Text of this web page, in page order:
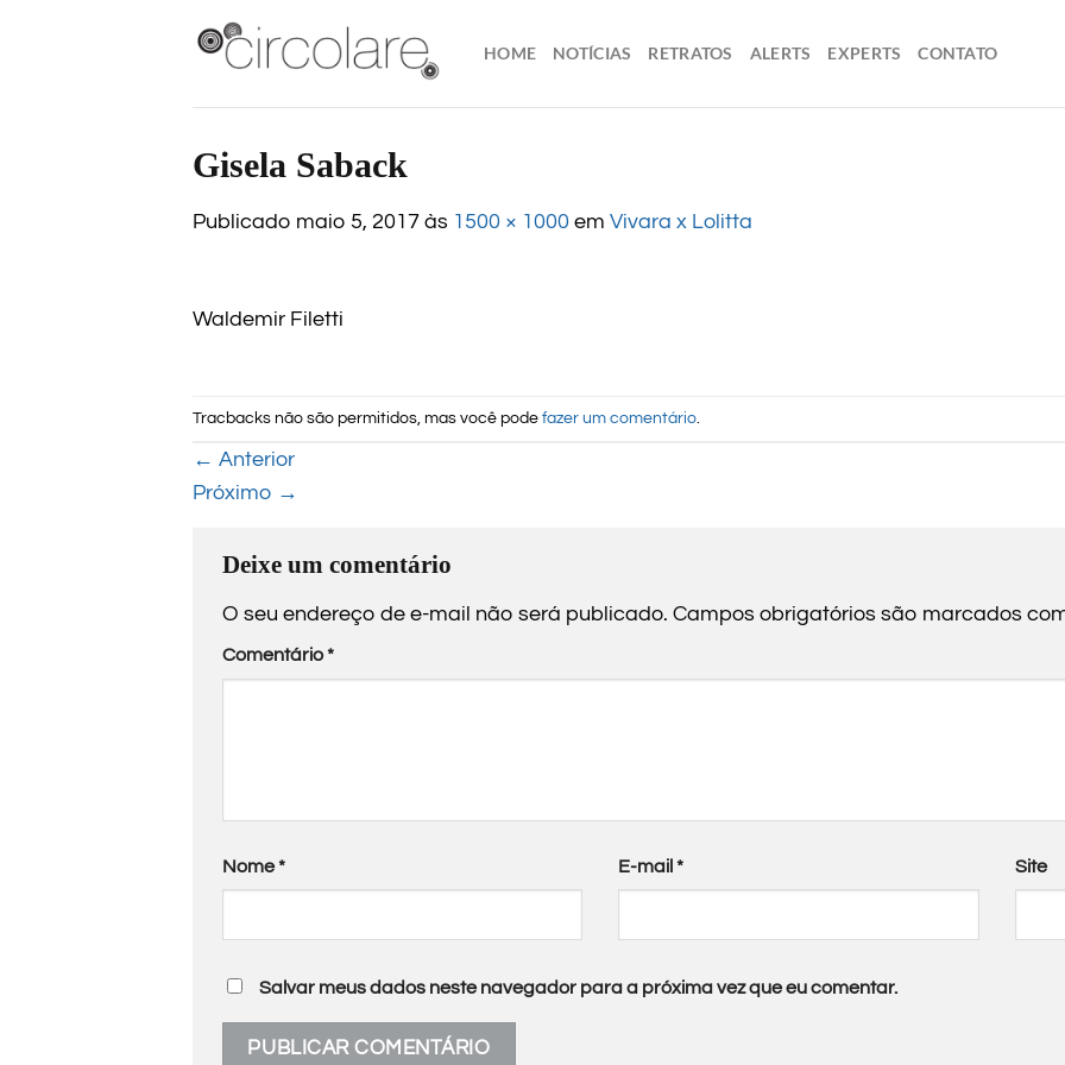
HOME NOTÍCIAS RETRATOS ALERTS EXPERTS CONTATO
Gisela Saback
Publicado maio 5, 2017 às 1500 × 1000 em Vivara x Lolitta
Waldemir Filetti
Tracbacks não são permitidos, mas você pode fazer um comentário
← Anterior
Próximo →
Deixe um comentário
O seu endereço de e-mail não será publicado. Campos obrigatórios são marcados
Comentário*
Nome* E-mail* Site
Salvar meus dados neste navegador para a próxima vez que eu comentar.